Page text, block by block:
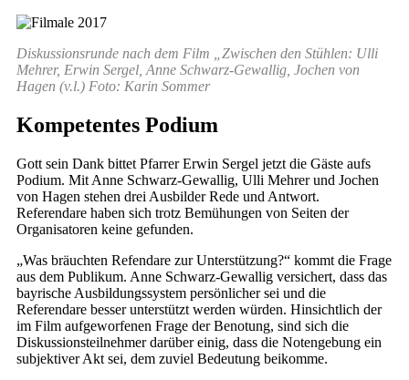
Diskussionsrunde nach dem Film „Zwischen den Stühlen: Ulli
Mehrer, Erwin Sergel, Anne Schwarz-Gewallig, Jochen von
Hagen (v.l.) Foto: Karin Sommer
Kompetentes Podium
Gott sein Dank bittet Pfarrer Erwin Sergel jetzt die Gäste aufs
Podium. Mit Anne Schwarz-Gewallig, Ulli Mehrer und Jochen
von Hagen stehen drei Ausbilder Rede und Antwort.
Referendare haben sich trotz Bemühungen von Seiten der
Organisatoren keine gefunden.
„Was bräuchten Refendare zur Unterstützung?“ kommt die Frage
aus dem Publikum. Anne Schwarz-Gewallig versichert, dass das
bayrische Ausbildungssystem persönlicher sei und die
Referendare besser unterstützt werden würden. Hinsichtlich der
im Film aufgeworfenen Frage der Benotung, sind sich die
Diskussionsteilnehmer darüber einig, dass die Notengebung ein
subjektiver Akt sei, dem zuviel Bedeutung beikomme.